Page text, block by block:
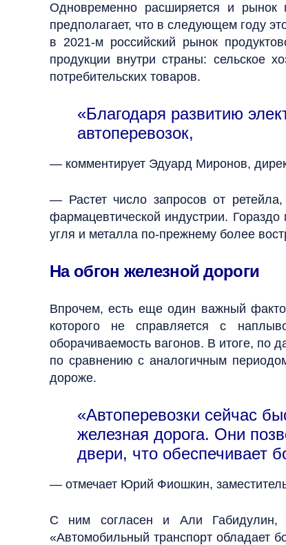
Одновременно расширяется и рынок
предполагает, что в следующем году
в 2021-м российский рынок
продукции внутри страны: сельское
потребительских товаров.
«Благодаря развитию
автоперевозок,
— комментирует Эдуард Миронов,
— Растет число запросов от
фармацевтической индустрии.
угля и металла по-прежнему более
На обгон железной дороги
Впрочем, есть еще один важный
которого не справляется с
оборачиваемость вагонов. В итоге, по
по сравнению с аналогичным
дороже.
«Автоперевозки сейчас
железная дорога. Они
двери, что обеспечивает
— отмечает Юрий Фиошкин,
С ним согласен и Али Габидулин,
«Автомобильный транспорт обладает